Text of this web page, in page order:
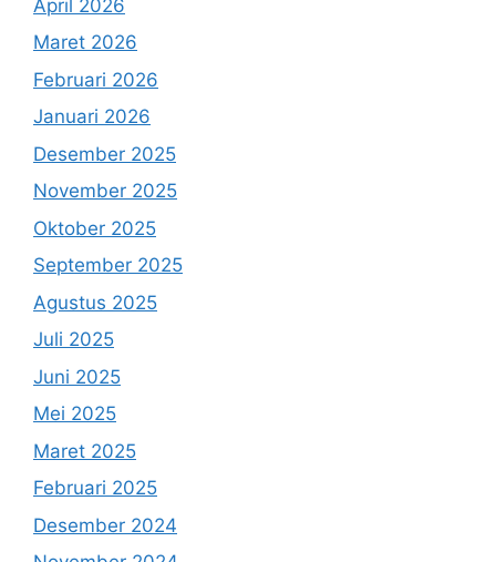
April 2026
Maret 2026
Februari 2026
Januari 2026
Desember 2025
November 2025
Oktober 2025
September 2025
Agustus 2025
Juli 2025
Juni 2025
Mei 2025
Maret 2025
Februari 2025
Desember 2024